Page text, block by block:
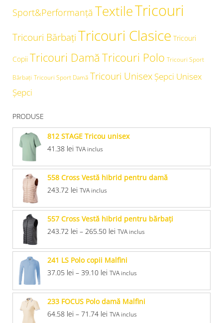
Sport&Performanță TextileTricouri
Tricouri BărbațiTricouri Clasice Tricouri
Copii Tricouri Damă Tricouri Polo Tricouri Sport
Bărbați Tricouri Sport Damă Tricouri Unisex Şepci Unisex
Șepci
PRODUSE
812 STAGE Tricou unisex
41.38 lei TVA inclus
558 Cross Vestă hibrid pentru damă
243.72 lei TVA inclus
557 Cross Vestă hibrid pentru bărbaţi
243.72 lei – 265.50 lei TVA inclus
241 LS Polo copii Malfini
37.05 lei – 39.10 lei TVA inclus
233 FOCUS Polo damă Malfini
64.58 lei – 71.74 lei TVA inclus